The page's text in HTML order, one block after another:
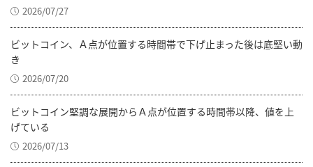
2026/07/27
ビットコイン、Ａ点が位置する時間帯で下げ止まった後は底堅い動
き
2026/07/20
ビットコイン堅調な展開からＡ点が位置する時間帯以降、値を上
げている
2026/07/13